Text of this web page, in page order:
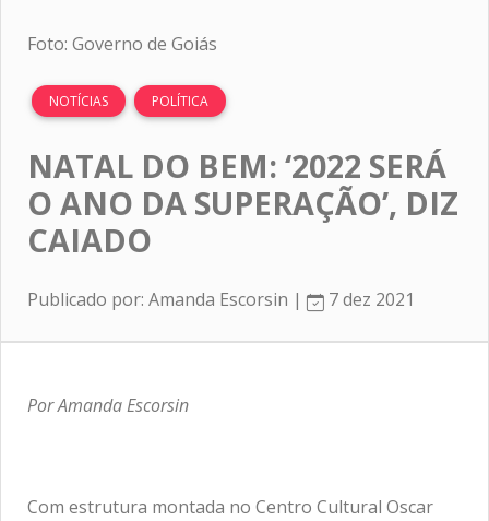
Foto: Governo de Goiás
NOTÍCIAS POLÍTICA
NATAL DO BEM: ‘2022 SERÁ
O ANO DA SUPERAÇÃO’, DIZ
CAIADO
Publicado por: Amanda Escorsin | 7 dez 2021
Por Amanda Escorsin
Com estrutura montada no Centro Cultural Oscar